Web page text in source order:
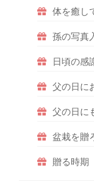
体を癒し
孫の写真
日頃の感
父の日に
父の日に
盆栽を贈
贈る時期